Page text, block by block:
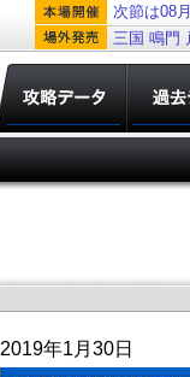
次節は08
三国 鳴門
2019年1月30日